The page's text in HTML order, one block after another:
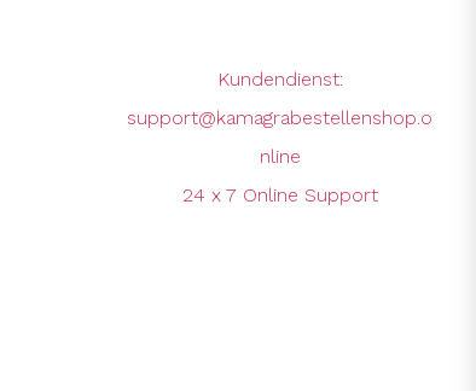
Kundendienst:
support@kamagrabestellenshop.o
nline
24 x 7 Online Support